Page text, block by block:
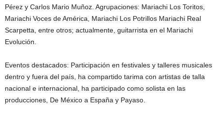
Pérez y Carlos Mario Muñoz. Agrupaciones: Mariachi Los Toritos,
Mariachi Voces de América, Mariachi Los Potrillos Mariachi Real
Scarpetta, entre otros; actualmente, guitarrista en el Mariachi
Evolución.
Eventos destacados: Participación en festivales y talleres musicales
dentro y fuera del país, ha compartido tarima con artistas de talla
nacional e internacional, ha participado como solista en las
producciones, De México a España y Payaso.